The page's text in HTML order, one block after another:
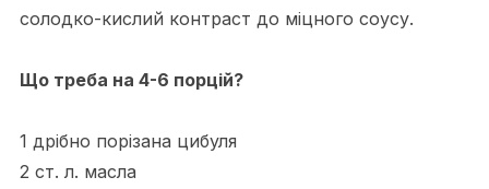
солодко-кислий контраст до міцного соусу.
Що треба на 4-6 порцій?
1 дрібно порізана цибуля
2 ст. л. масла